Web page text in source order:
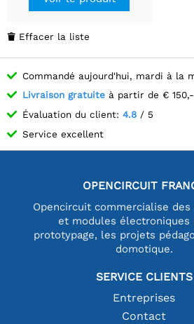
 Effacer la liste
Commandé aujourd'hui, mardi à la
Livraison gratuite à partir de € 150,-
Évaluation du client: 4.8 / 5
Service excellent
OPENCIRCUIT
Opencircuit commercialise des
et modules électroniques
prototypage, les projets
domotique.
SERVICE CLIENTS
Entreprises
Contact